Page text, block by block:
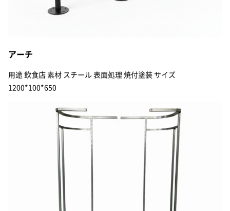
アーチ
用途 飲食店 素材 スチール 表面処理 焼付塗装 サイズ
1200*100*650